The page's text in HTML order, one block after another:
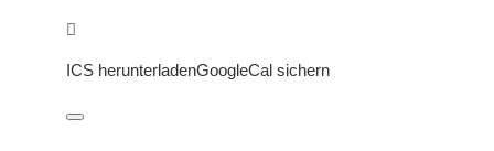
ICS herunterladenGoogleCal sichern